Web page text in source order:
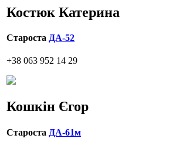
Костюк Катерина
Староста ДА-52
+38 063 952 14 29
Кошкін Єгор
Староста ДА-61м